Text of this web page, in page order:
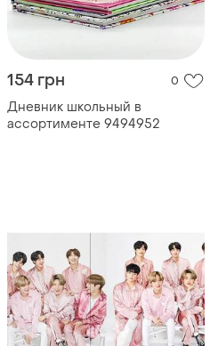
154 грн 0
Дневник школьный в
ассортименте 9494952